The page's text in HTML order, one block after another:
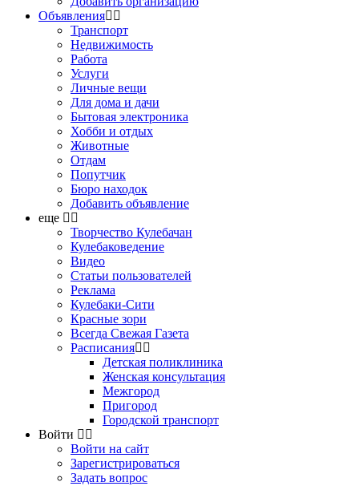
Объявления
Транспорт
Недвижимость
Работа
Услуги
Личные вещи
Для дома и дачи
Бытовая электроника
Хобби и отдых
Животные
Отдам
Попутчик
Бюро находок
Добавить объявление
еще
Творчество Кулебачан
Кулебаковедение
Видео
Статьи пользователей
Реклама
Кулебаки-Сити
Красные зори
Всегда Свежая Газета
Расписания
Детская поликлиника
Женская консультация
Межгород
Пригород
Городской транспорт
Войти
Войти на сайт
Зарегистрироваться
Задать вопрос